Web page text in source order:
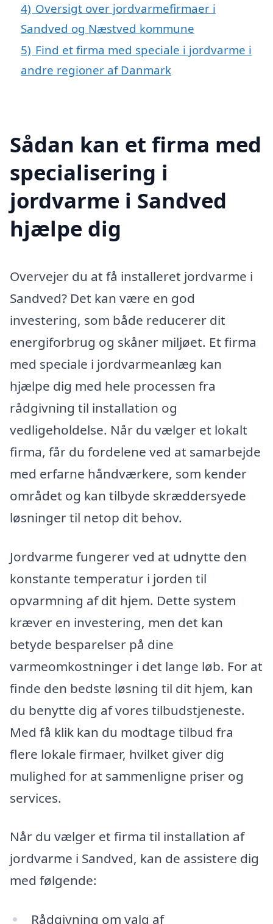
4) Oversigt over jordvarmefirmaer i
Sandved og Næstved kommune
5) Find et firma med speciale i jordvarme i
andre regioner af Danmark
Sådan kan et firma med
specialisering i
jordvarme i Sandved
hjælpe dig
Overvejer du at få installeret jordvarme i
Sandved? Det kan være en god
investering, som både reducerer dit
energiforbrug og skåner miljøet. Et firma
med speciale i jordvarmeanlæg kan
hjælpe dig med hele processen fra
rådgivning til installation og
vedligeholdelse. Når du vælger et lokalt
firma, får du fordelene ved at samarbejde
med erfarne håndværkere, som kender
området og kan tilbyde skræddersyede
løsninger til netop dit behov.
Jordvarme fungerer ved at udnytte den
konstante temperatur i jorden til
opvarmning af dit hjem. Dette system
kræver en investering, men det kan
betyde besparelser på dine
varmeomkostninger i det lange løb. For at
finde den bedste løsning til dit hjem, kan
du benytte dig af vores tilbudstjeneste.
Med få klik kan du modtage tilbud fra
flere lokale firmaer, hvilket giver dig
mulighed for at sammenligne priser og
services.
Når du vælger et firma til installation af
jordvarme i Sandved, kan de assistere dig
med følgende:
Rådgivning om valg af